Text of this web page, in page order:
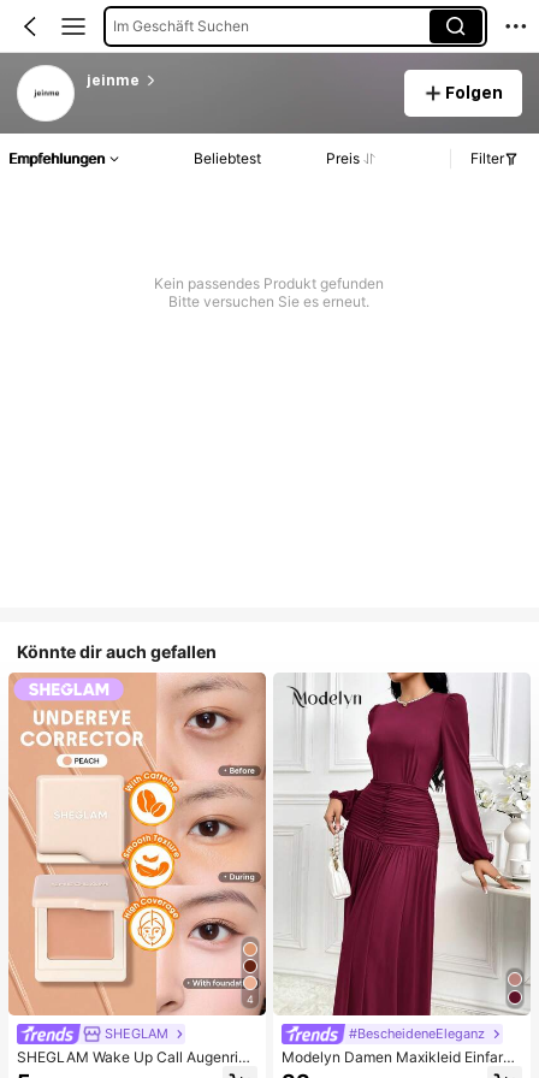
Im Geschäft Suchen
jeinme
Folgen
Empfehlungen Beliebtest Preis Filter
Kein passendes Produkt gefunden
Bitte versuchen Sie es erneut.
Könnte dir auch gefallen
4
SHEGLAM
SHEGLAM Wake Up Call Augenring
e Color Corrector-Peach Marken-S
#BescheideneEleganz
Modelyn Damen Maxikleid Einfarbi
g mit rundem Ausschnitt, Laternenä